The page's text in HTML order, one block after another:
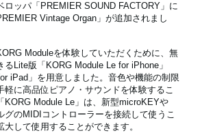
ロッパ「PREMIER SOUND FACTORY」に
Vintage Organ」が追加されまし
Moduleを体験していただくために、無
るLite版 「KORG Module Le for iPhone」
iPad」 を用意しました。音色や機能の制限
軽に高品位ピアノ・サウンドを体験するこ
KORG Module Le」は、新型microKEYや
グのMIDIコントローラーを接続して使うこ
大して使用することができます。